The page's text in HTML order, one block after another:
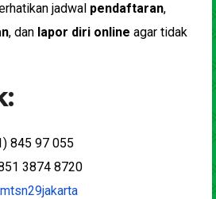
jadwal pendaftaran,
, dan lapor diri online agar tidak
845 97 055
3874 8720